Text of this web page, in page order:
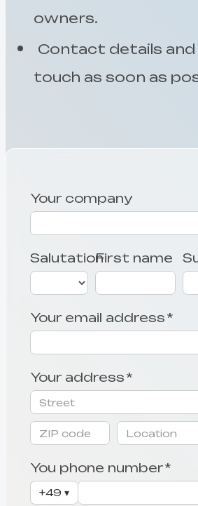
owners.
Contact details and
touch as soon as
Your company
SalutationFirst name
Your email address *
Your address *
You phone number *
+49 ▾